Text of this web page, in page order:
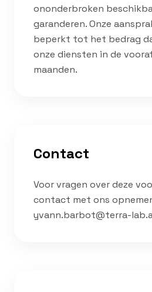
ononderbroken
garanderen. Onze
beperkt tot het bedrag
onze diensten in de
maanden.
Contact
Voor vragen over deze
contact met ons
yvann.barbot@terra-